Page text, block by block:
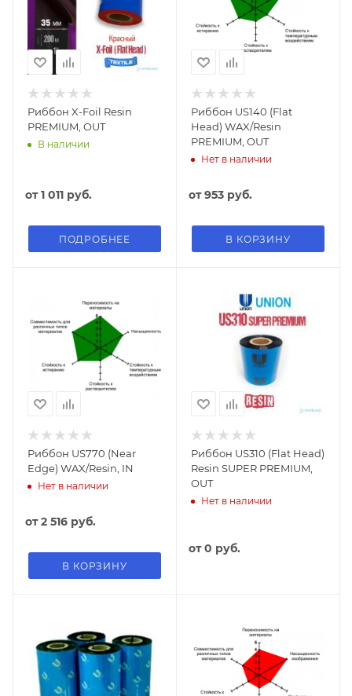
Риббон X-Foil Resin
PREMIUM, OUT
В наличии
от1 011 руб.
ПОДРОБНЕЕ
Риббон US140 (Flat
Head) WAX/Resin
PREMIUM, OUT
Нет в наличии
от953 руб.
В КОРЗИНУ
Риббон US770 (Near
Edge) WAX/Resin, IN
Нет в наличии
от2 516 руб.
В КОРЗИНУ
Риббон US310 (Flat Head)
Resin SUPER PREMIUM,
OUT
Нет в наличии
от0 руб.